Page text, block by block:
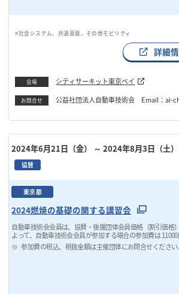
#社会システム、共通基盤、その他モビリティ
詳細
会場 シティサーキット東京ベイ
お問合せ 公益社団法人自動車技術会 Email：ai-
2024年6月21日（金） ～ 2024年8月3日（土）
協賛
東京都
2024燃焼の基礎の関する講習会
自動車技術会会員は、協賛・後援団体会員価格（割引価格
よって、自動車技術会会員が参加する場合の参加費は 11000
参加費の税込、税抜金額は主催団体にお問合せください